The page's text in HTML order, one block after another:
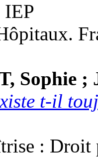
IEP
Sophie ;
t-il
: Droit